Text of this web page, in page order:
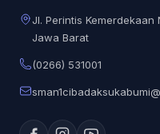
Jl. Perintis Kemerdekaan
Jawa Barat
(0266) 531001